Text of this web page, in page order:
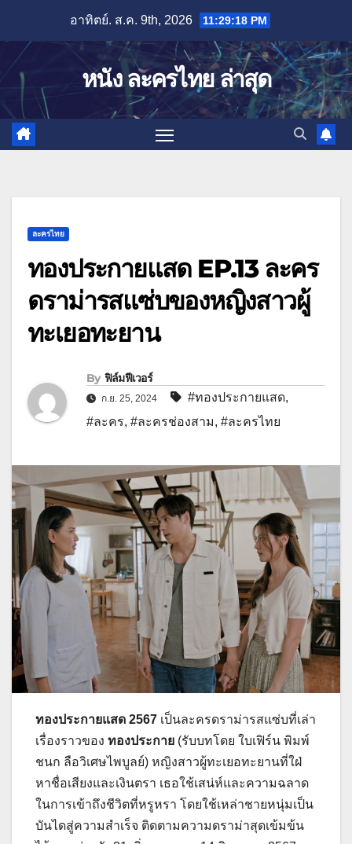
content
อาทิตย์. ส.ค. 9th, 2026 11:29:19 PM
หนัง ละครไทย ล่าสุด
ละครไทย
ทองประกายแสด EP.13 ละคร
ดราม่ารสแซ่บของหญิงสาวผู้
ทะเยอทะยาน
By ฟิล์มฟีเวอร์
ก.ย. 25, 2024 #ทองประกายแสด,
#ละคร, #ละครช่องสาม, #ละครไทย
ทองประกายแสด 2567 เป็นละครดราม่ารสแซ่บที่เล่า
เรื่องราวของ ทองประกาย (รับบทโดย ใบเฟิร์น พิมพ์
ชนก ลือวิเศษไพบูลย์) หญิงสาวผู้ทะเยอทะยานที่ใฝ่
หาชื่อเสียงและเงินตรา เธอใช้เสน่ห์และความฉลาด
ในการเข้าถึงชีวิตที่หรูหรา โดยใช้เหล่าชายหนุ่มเป็น
บันไดสู่ความสำเร็จ ติดตามความดราม่าสุดเข้มข้น